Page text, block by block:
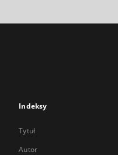
Indeksy
Tytuł
Autor